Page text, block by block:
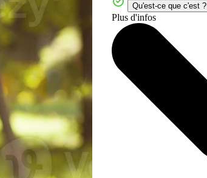
Qu'est-ce que c'est ?
Plus d'infos